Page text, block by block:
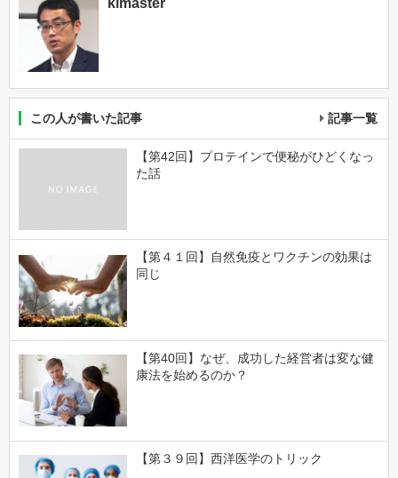
kimaster
この人が書いた記事 記事一覧
【第42回】プロテインで便秘がひどくなっ
た話
【第４１回】自然免疫とワクチンの効果は
同じ
【第40回】なぜ、成功した経営者は変な健
康法を始めるのか？
【第３９回】西洋医学のトリック